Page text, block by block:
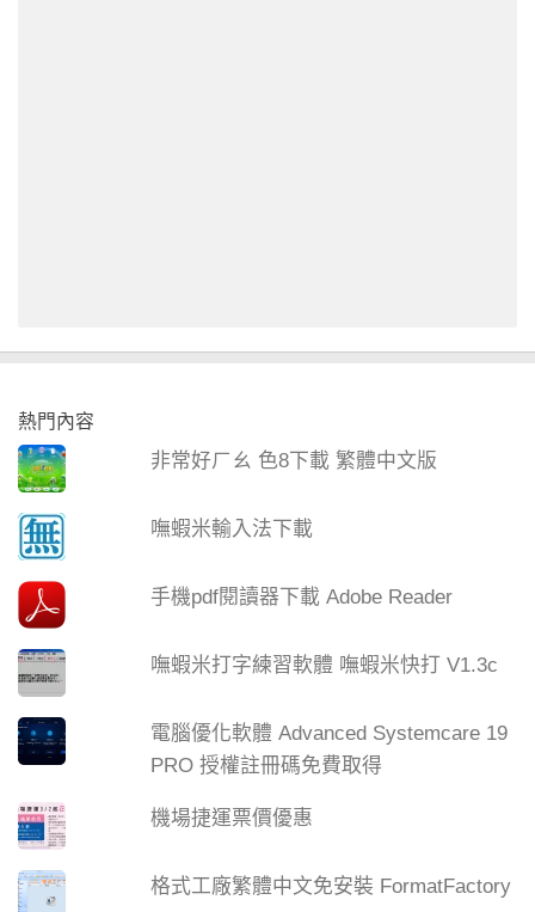
熱門內容
非常好ㄏㄠ 色8下載 繁體中文版
嘸蝦米輸入法下載
手機pdf閱讀器下載 Adobe Reader
嘸蝦米打字練習軟體 嘸蝦米快打 V1.3c
電腦優化軟體 Advanced Systemcare 19
PRO 授權註冊碼免費取得
機場捷運票價優惠
格式工廠繁體中文免安裝 FormatFactory